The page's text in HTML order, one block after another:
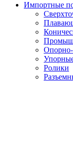
Импортные
Опорно-
Ролики